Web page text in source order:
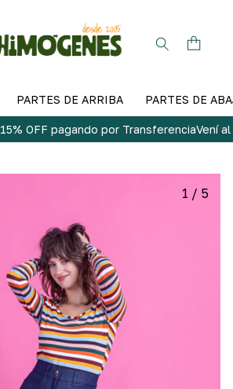
PARTES DE ARRIBA PARTES DE
15% OFF pagando por TransferenciaVení
1 / 5